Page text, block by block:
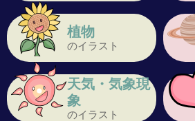
植物
のイラスト
天気・気象現
象
のイラスト